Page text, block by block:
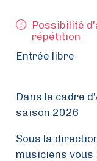
Possibilité
répétition
Entrée libre
Dans le cadre
saison 2026
Sous la
musiciens